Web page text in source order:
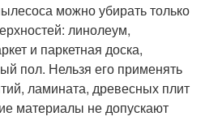
можно убирать только
линолеум,
и паркетная доска,
пол. Нельзя его применять
ламината, древесных плит
материалы не допускают